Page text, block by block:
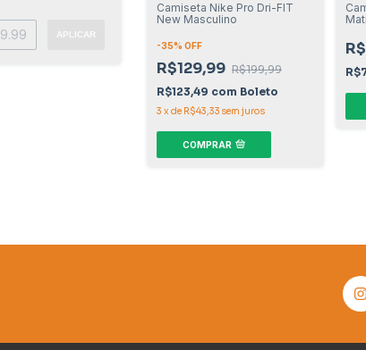
APLICAR
Camiseta Nike Pro Dri-FIT
New Masculino
-35% OFF
R$129,99 R$199,99
R$123,49 com Boleto
3 x de R$43,33 sem juros
COMPRAR